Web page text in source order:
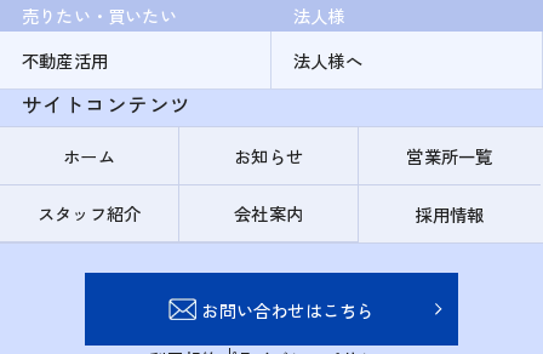
売りたい・買いたい
不動産活用
法人様
法人様へ
サイトコンテンツ
ホーム お知らせ 営業所一覧
スタッフ紹介 会社案内 採用情報
お問い合わせはこちら